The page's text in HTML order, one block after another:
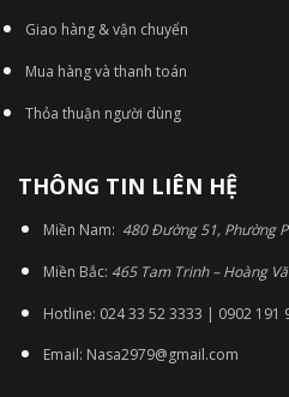
Giao hàng & vận chuyển
Mua hàng và thanh toán
Thỏa thuận người dùng
THÔNG TIN LIÊN HỆ
Miền Nam: 480 Đường 51, Phường
Miền Bắc: 465 Tam Trinh – Hoàng
Hotline: 024 33 52 3333 | 0902 191
Email: Nasa2979@gmail.com